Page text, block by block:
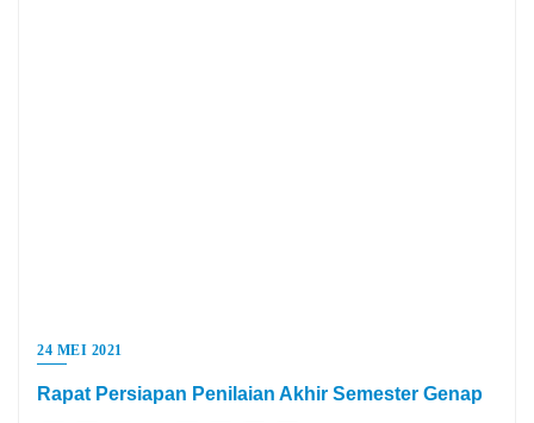
24 MEI 2021
Rapat Persiapan Penilaian Akhir Semester Genap